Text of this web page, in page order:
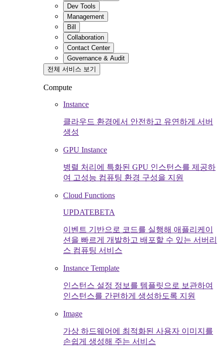
Dev Tools
Management
Bill
Collaboration
Contact Center
Governance & Audit
전체 서비스 보기
Compute
Instance
클라우드 환경에서 안전하고 유연하게 서버
생성
GPU Instance
병렬 처리에 특화된 GPU 인스턴스를 제공하
여 고성능 컴퓨팅 환경 구성을 지원
Cloud Functions
UPDATEBETA
이벤트 기반으로 코드를 실행해 애플리케이
션을 빠르게 개발하고 배포할 수 있는 서버리
스 컴퓨팅 서비스
Instance Template
인스턴스 설정 정보를 템플릿으로 보관하여
인스턴스를 간편하게 생성하도록 지원
Image
가상 하드웨어에 최적화된 사용자 이미지를
손쉽게 생성해 주는 서비스